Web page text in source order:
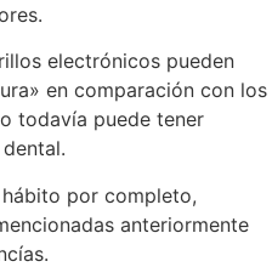
electrónicos pueden
en comparación con los
todavía puede tener
por completo,
anteriormente